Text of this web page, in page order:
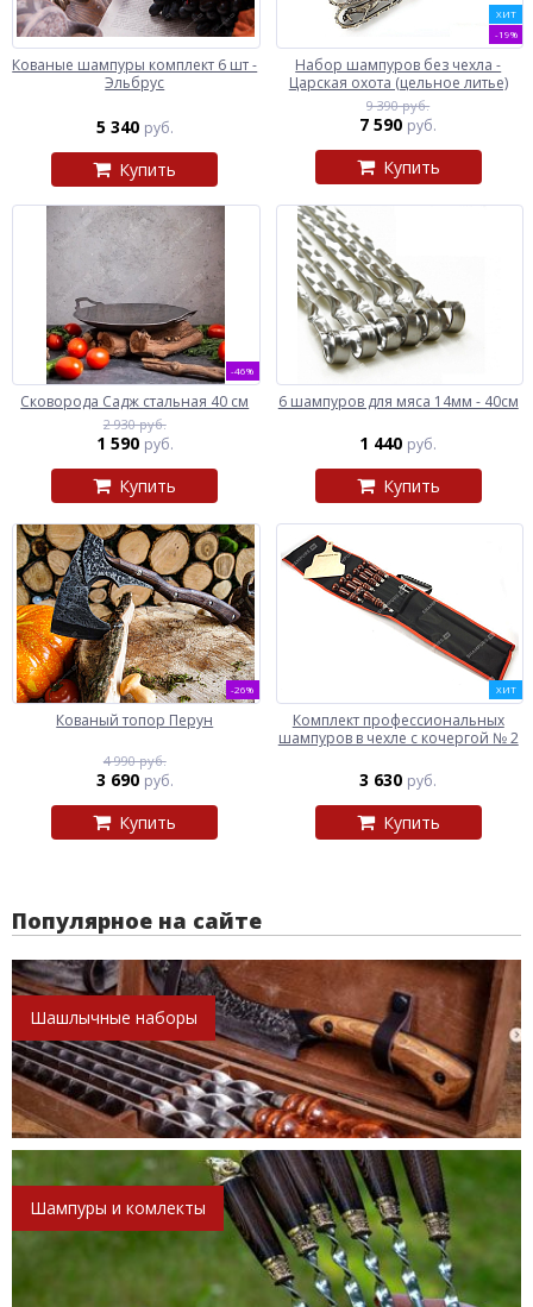
Кованые шампуры комплект 6 шт -
Эльбрус
5 340 руб.
Купить
ХИТ
-19%
Набор шампуров без чехла -
Царская охота (цельное литье)
9 390 руб.
7 590 руб.
Купить
-46%
Сковорода Садж стальная 40 см
2 930 руб.
1 590 руб.
Купить
6 шампуров для мяса 14мм - 40см
1 440 руб.
Купить
-26%
Кованый топор Перун
4 990 руб.
3 690 руб.
Купить
ХИТ
Комплект профессиональных
шампуров в чехле с кочергой № 2
3 630 руб.
Купить
Популярное на сайте
Шашлычные наборы
Шампуры и комлекты